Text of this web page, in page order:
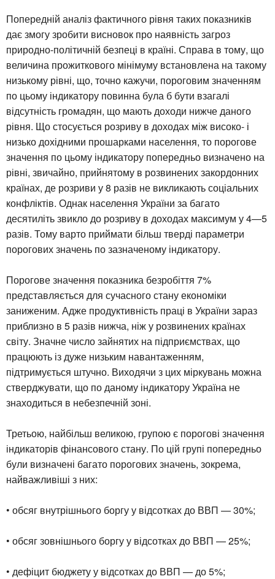
Попередній аналіз фактичного рівня таких показників
дає змогу зробити висновок про наявність загроз
природно-політичній безпеці в країні. Справа в тому, що
величина прожиткового мінімуму встановлена на такому
низькому рівні, що, точно кажучи, пороговим значенням
по цьому індикатору повинна була б бути взагалі
відсутність громадян, що мають доходи нижче даного
рівня. Що стосується розриву в доходах між високо- і
низько дохідними прошарками населення, то порогове
значення по цьому індикатору попередньо визначено на
рівні, звичайно, прийнятому в розвинених закордонних
країнах, де розриви у 8 разів не викликають соціальних
конфліктів. Однак населення України за багато
десятиліть звикло до розриву в доходах максимум у 4—5
разів. Тому варто приймати більш тверді параметри
порогових значень по зазначеному індикатору.
Порогове значення показника безробіття 7%
представляється для сучасного стану економіки
заниженим. Адже продуктивність праці в України зараз
приблизно в 5 разів нижча, ніж у розвинених країнах
світу. Значне число зайнятих на підприємствах, що
працюють із дуже низьким навантаженням,
підтримується штучно. Виходячи з цих міркувань можна
стверджувати, що по даному індикатору Україна не
знаходиться в небезпечній зоні.
Третьою, найбільш великою, групою є порогові значення
індикаторів фінансового стану. По цій групі попередньо
були визначені багато порогових значень, зокрема,
найважливіші з них:
• обсяг внутрішнього боргу у відсотках до ВВП — 30%;
• обсяг зовнішнього боргу у відсотках до ВВП — 25%;
• дефіцит бюджету у відсотках до ВВП — до 5%;